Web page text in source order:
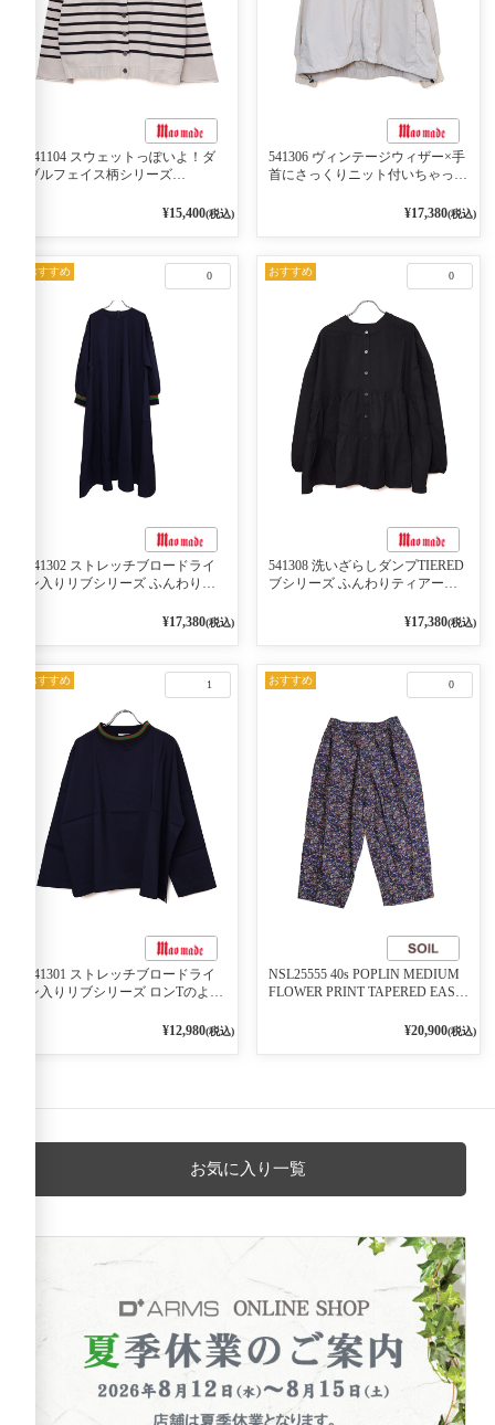
541104 スウェットっぽいよ！ダ
ブルフェイス柄シリーズ
2WAY プルオーバー 101オフベー
¥15,400(税込)
541306 ヴィンテージウィザー×手
首にさっくりニット付いちゃった
¥17,380(税込)
0
おすすめ
541302 ストレッチブロードライ
ン入りリブシリーズ ふんわりス
¥17,380(税込)
0
おすすめ
541308 洗いざらしダンプTIERED
ブシリーズ ふんわりティアード
¥17,380(税込)
1
おすすめ
541301 ストレッチブロードライ
ン入りリブシリーズ ロンTのよう
プルオーバー 79ネイビー¥12,980(税込)
0
おすすめ
NSL25555 40s POPLIN MEDIUM
FLOWER PRINT TAPERED EASY
¥20,900(税込)
お気に入り一覧